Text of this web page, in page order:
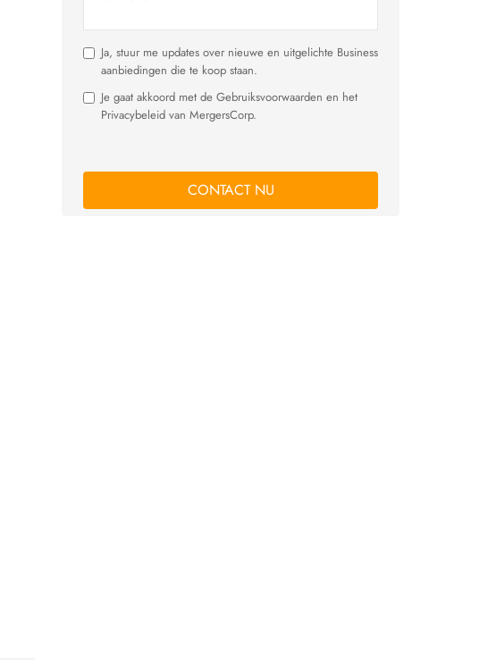
Ja, stuur me updates over nieuwe en uitgelichte Business
aanbiedingen die te koop staan.
Je gaat akkoord met de Gebruiksvoorwaarden en het
Privacybeleid van MergersCorp.